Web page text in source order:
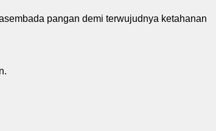
pangan demi terwujudnya ketahanan